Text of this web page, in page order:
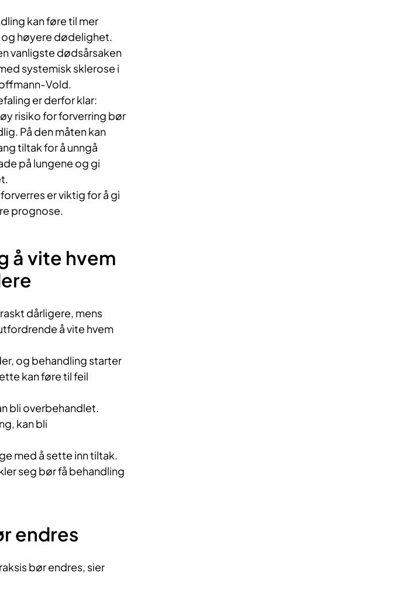
kan føre til mer
høyere dødelighet.
vanligste dødsårsaken
systemisk sklerose i
Vold.
er derfor klar:
risiko for forverring bør
På den måten kan
tiltak for å unngå
på lungene og gi
er viktig for å gi
prognose.
å vite hvem
dårligere, mens
å vite hvem
og behandling starter
kan føre til feil
bli overbehandlet.
kan bli
med å sette inn tiltak.
seg bør få behandling
endres
bør endres, sier